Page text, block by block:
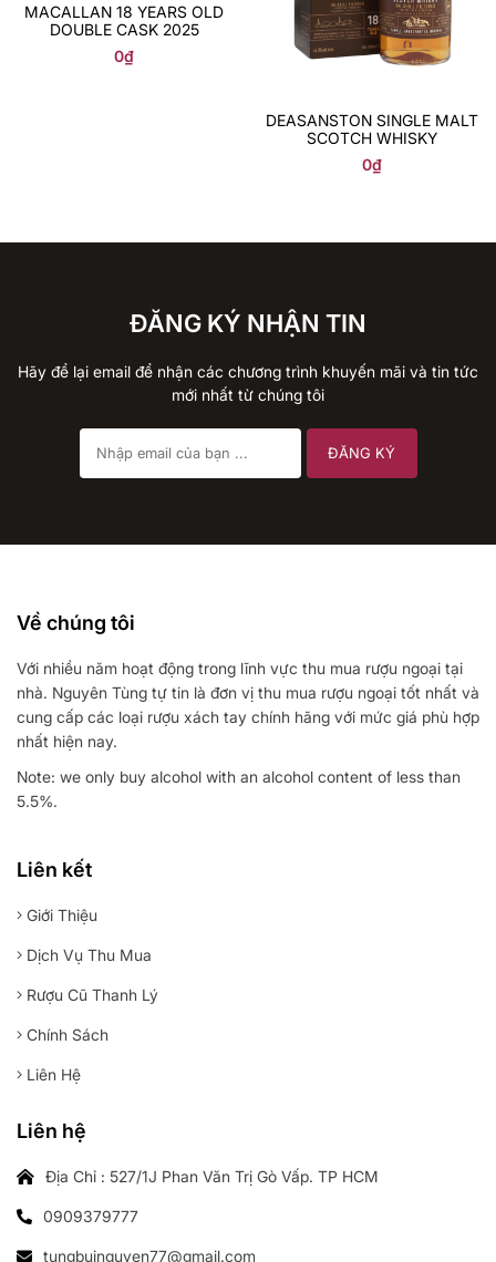
MACALLAN 18 YEARS OLD
DOUBLE CASK 2025
0₫
DEASANSTON SINGLE MALT
SCOTCH WHISKY
0₫
ĐĂNG KÝ NHẬN TIN
Hãy để lại email để nhận các chương trình khuyến mãi và tin tức
mới nhất từ chúng tôi
Về chúng tôi
Với nhiều năm hoạt động trong lĩnh vực thu mua rượu ngoại tại
nhà. Nguyên Tùng tự tin là đơn vị thu mua rượu ngoại tốt nhất và
cung cấp các loại rượu xách tay chính hãng với mức giá phù hợp
nhất hiện nay.
Note: we only buy alcohol with an alcohol content of less than
5.5%.
Liên kết
Giới Thiệu
Dịch Vụ Thu Mua
Rượu Cũ Thanh Lý
Chính Sách
Liên Hệ
Liên hệ
Địa Chỉ : 527/1J Phan Văn Trị Gò Vấp. TP HCM
0909379777
tungbuinguyen77@gmail.com